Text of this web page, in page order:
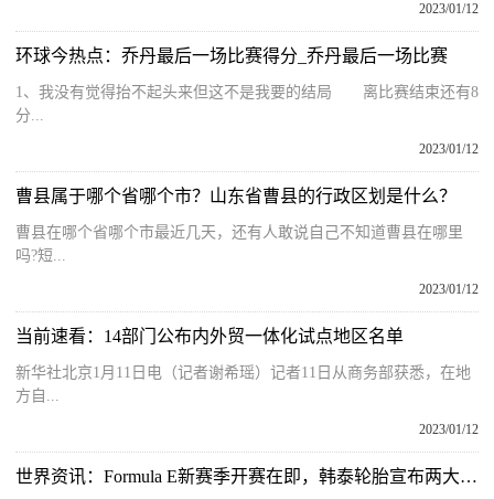
2023/01/12
环球今热点：乔丹最后一场比赛得分_乔丹最后一场比赛
1、我没有觉得抬不起头来但这不是我要的结局 离比赛结束还有8
分...
2023/01/12
曹县属于哪个省哪个市？山东省曹县的行政区划是什么？
曹县在哪个省哪个市最近几天，还有人敢说自己不知道曹县在哪里
吗?短...
2023/01/12
当前速看：14部门公布内外贸一体化试点地区名单
新华社北京1月11日电（记者谢希瑶）记者11日从商务部获悉，在地
方自...
2023/01/12
世界资讯：Formula E新赛季开赛在即，韩泰轮胎宣布两大动作